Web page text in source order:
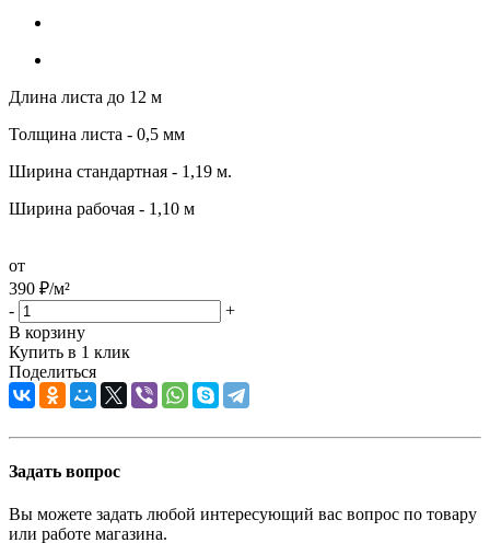
Длина листа до 12 м
Толщина листа - 0,5 мм
Ширина стандартная - 1,19 м.
Ширина рабочая - 1,10 м
от
390 ₽/м²
-
+
В корзину
Купить в 1 клик
Поделиться
Задать вопрос
Вы можете задать любой интересующий вас вопрос по товару
или работе магазина.